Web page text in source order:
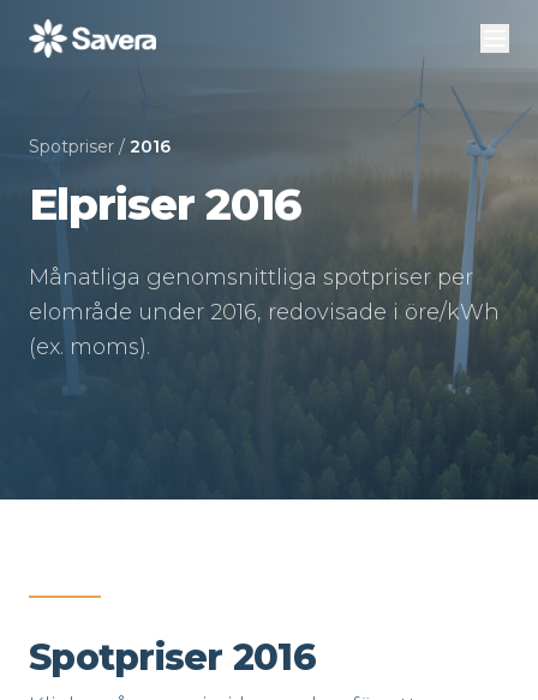
Spotpriser / 2016
Elpriser 2016
Månatliga genomsnittliga spotpriser per
elområde under 2016, redovisade i öre/kWh
(ex. moms).
Spotpriser 2016